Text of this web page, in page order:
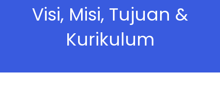
Visi, Misi, Tujuan &
Kurikulum